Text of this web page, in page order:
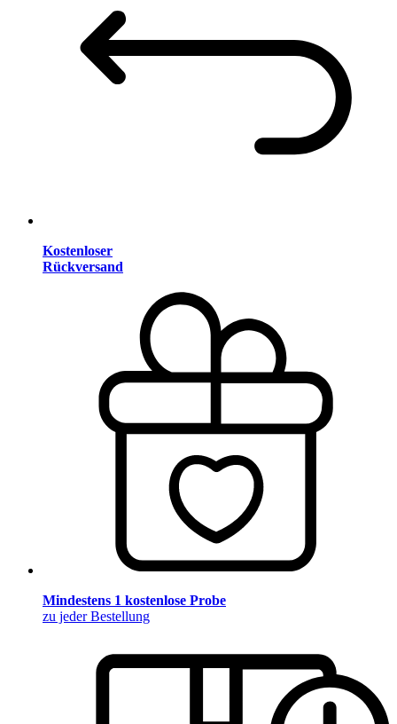
Kostenloser
Rückversand
Mindestens 1 kostenlose Probe
zu jeder Bestellung